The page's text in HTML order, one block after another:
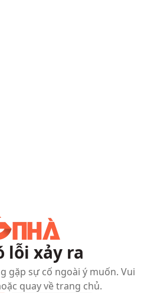
lỗi xảy ra
gặp sự cố ngoài ý muốn. Vui
quay về trang chủ.